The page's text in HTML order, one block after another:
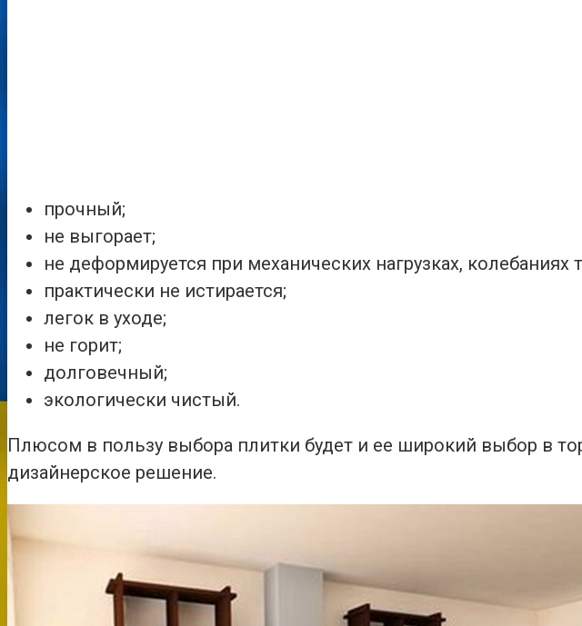
прочный;
не выгорает;
не деформируется при механических нагрузках,
практически не истирается;
легок в уходе;
не горит;
долговечный;
экологически чистый.
Плюсом в пользу выбора плитки будет и ее широкий выбор в
дизайнерское решение.